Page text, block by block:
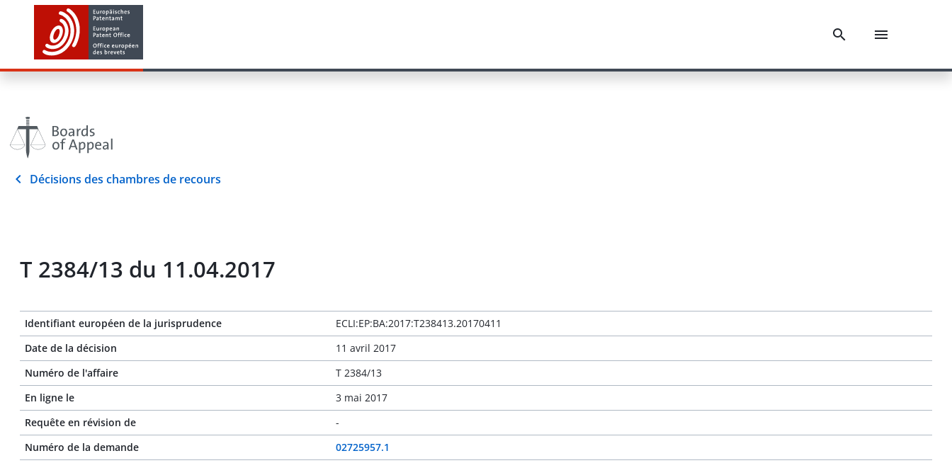
Décisions des chambres de recours
T 2384/13 du 11.04.2017
Identifiant européen de la jurisprudence
ECLI:EP:BA:2017:T238413.20170411
Date de la décision
11 avril 2017
Numéro de l'affaire
T 2384/13
En ligne le
3 mai 2017
Requête en révision de
-
Numéro de la demande
02725957.1